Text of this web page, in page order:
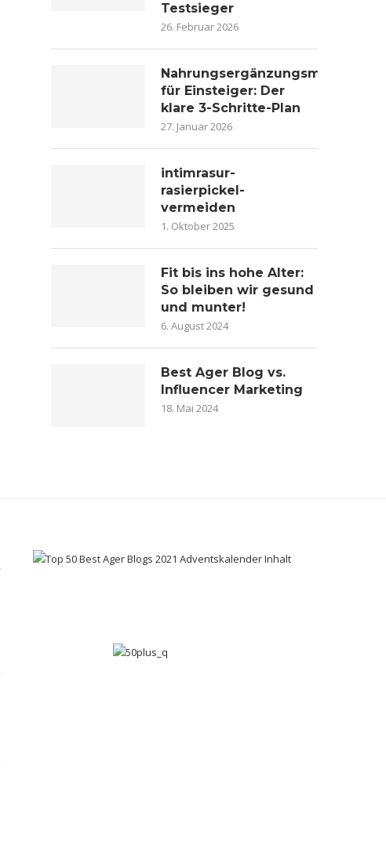
Testsieger
26. Februar 2026
Nahrungsergänzungsmittel
für Einsteiger: Der
klare 3-Schritte-Plan
27. Januar 2026
intimrasur-
rasierpickel-
vermeiden
1. Oktober 2025
Fit bis ins hohe Alter:
So bleiben wir gesund
und munter!
6. August 2024
Best Ager Blog vs.
Influencer Marketing
18. Mai 2024